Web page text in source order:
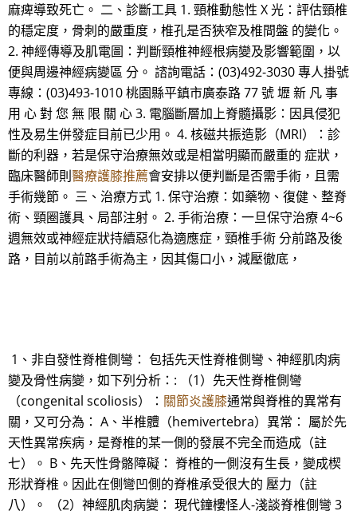
麻痺導致死亡。 二、診斷工具 1. 頸椎動態性 X 光：評估頸椎
的穩定度，骨刺的嚴重度，椎孔是否狹窄及椎間盤 的變化。
2. 神經傳導及肌電圖：判斷頸椎神經根病變及影響範圍，以
便與周邊神經病變區 分。 諮詢電話：(03)492-3030 專人掛號
專線：(03)493-1010 桃園縣平鎮市廣泰路 77 號 壢 新 凡 事
用 心 對 您 無 限 關 心 3. 電腦斷層加上脊髓攝影：因具侵犯
性及易生併發症目前已少用。 4. 核磁共振造影（MRI）：診
斷的利器，若是保守治療無效或是相當明顯而嚴重的 症狀，
臨床醫師則醫療護膝推薦會安排以便判斷是否需手術，且需
手術幾節。 三、治療方式 1. 保守治療：如藥物、復健、整脊
術、頸圈護具、局部注射。 2. 手術治療：一旦保守治療 4~6
週無效或神經症狀持續惡化為適應症，頸椎手術 分前路及後
路，目前以前路手術為主，因其傷口小，減壓徹底，
1、非自發性脊椎側彎： 包括先天性脊椎側彎、神經肌肉病
變及骨性病變，如下列分析：: （1）先天性脊椎側彎
（congenital scoliosis）： 關節炎護膝通常與脊椎的異常有
關，又可分為： A、半椎體（hemivertebra）異常： 屬於先
天性異常疾病，是脊椎的某一側的發展不完全而造成（註
七）。 B、先天性骨骼障礙： 脊椎的一側沒有生長，變成楔
形狀脊椎。因此在側彎凹側的脊椎承受很大的 壓力（註
八）。 （2）神經肌肉病變： 現代鐘樓怪人-淺談脊椎側彎 3